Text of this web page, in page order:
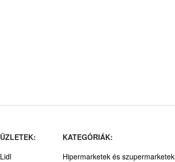
ÜZLETEK:
Lidl
KATEGÓRIÁK:
Hipermarketek és szupermarketek